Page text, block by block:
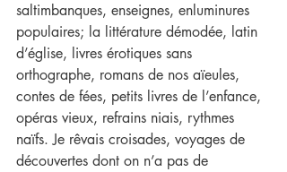
saltimbanques, enseignes, enluminures
populaires; la littérature démodée, latin
d’église, livres érotiques sans
orthographe, romans de nos aïeules,
contes de fées, petits livres de l’enfance,
opéras vieux, refrains niais, rythmes
naïfs. Je rêvais croisades, voyages de
découvertes dont on n’a pas de